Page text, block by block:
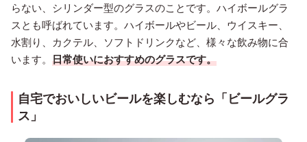
らない、シリンダー型のグラスのことです。ハイボールグラ
スとも呼ばれています。ハイボールやビール、ウイスキー、
水割り、カクテル、ソフトドリンクなど、様々な飲み物に合
います。 日常使いにおすすめのグラスです。
自宅でおいしいビールを楽しむなら「ビールグラ
ス」